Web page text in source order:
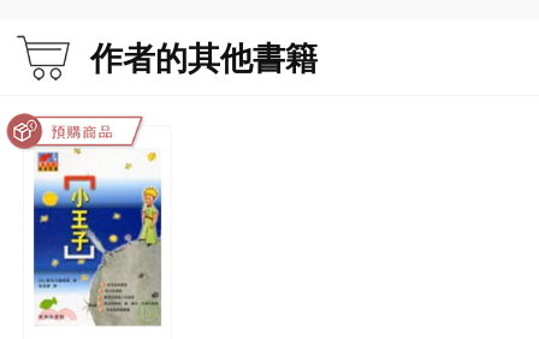
憑、文學碩士、教育碩士。現職中學副校長、中國語文科及中國文學科主任，考
評局中國文學科目委員會主席，亦任寫作比賽評審等。
寫小說、散文，著有小說《離群者》、散文集《時間擱淺》，主編散文集《情味•
香港》。其他作品散見於報章專欄、文學雜誌等。
作者的其他書籍